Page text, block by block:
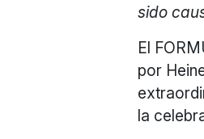
sido
El
por
la